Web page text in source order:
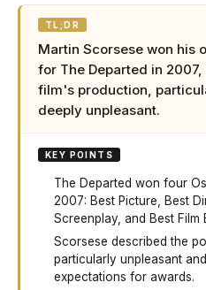
TL;DR
Martin Scorsese won his
for The Departed in
film's production,
deeply unpleasant.
KEY POINTS
The Departed won four
2007: Best Picture, Best
Screenplay, and Best Film
Scorsese described the
particularly unpleasant
expectations for awards.